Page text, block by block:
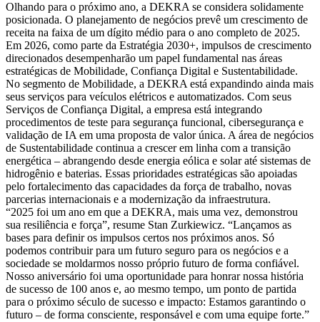
Olhando para o próximo ano, a DEKRA se considera solidamente
posicionada. O planejamento de negócios prevê um crescimento de
receita na faixa de um dígito médio para o ano completo de 2025.
Em 2026, como parte da Estratégia 2030+, impulsos de crescimento
direcionados desempenharão um papel fundamental nas áreas
estratégicas de Mobilidade, Confiança Digital e Sustentabilidade.
No segmento de Mobilidade, a DEKRA está expandindo ainda mais
seus serviços para veículos elétricos e automatizados. Com seus
Serviços de Confiança Digital, a empresa está integrando
procedimentos de teste para segurança funcional, cibersegurança e
validação de IA em uma proposta de valor única. A área de negócios
de Sustentabilidade continua a crescer em linha com a transição
energética – abrangendo desde energia eólica e solar até sistemas de
hidrogênio e baterias. Essas prioridades estratégicas são apoiadas
pelo fortalecimento das capacidades da força de trabalho, novas
parcerias internacionais e a modernização da infraestrutura.
“2025 foi um ano em que a DEKRA, mais uma vez, demonstrou
sua resiliência e força”, resume Stan Zurkiewicz. “Lançamos as
bases para definir os impulsos certos nos próximos anos. Só
podemos contribuir para um futuro seguro para os negócios e a
sociedade se moldarmos nosso próprio futuro de forma confiável.
Nosso aniversário foi uma oportunidade para honrar nossa história
de sucesso de 100 anos e, ao mesmo tempo, um ponto de partida
para o próximo século de sucesso e impacto: Estamos garantindo o
futuro – de forma consciente, responsável e com uma equipe forte.”